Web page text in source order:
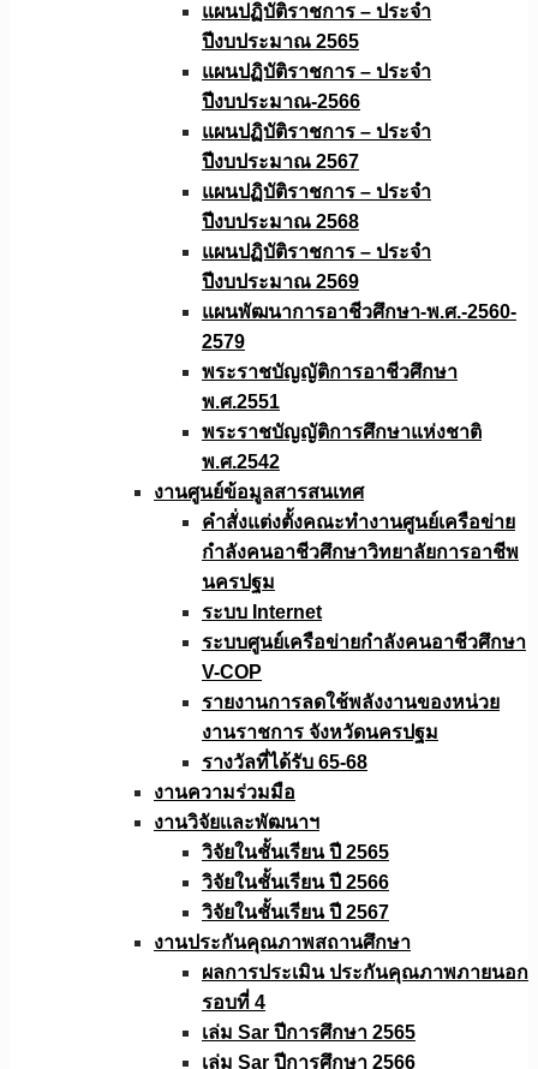
แผนปฏิบัติราชการ – ประจำ
ปีงบประมาณ 2565
แผนปฏิบัติราชการ – ประจำ
ปีงบประมาณ-2566
แผนปฏิบัติราชการ – ประจำ
ปีงบประมาณ 2567
แผนปฏิบัติราชการ – ประจำ
ปีงบประมาณ 2568
แผนปฏิบัติราชการ – ประจำ
ปีงบประมาณ 2569
แผนพัฒนาการอาชีวศึกษา-พ.ศ.-2560-
2579
พระราชบัญญัติการอาชีวศึกษา
พ.ศ.2551
พระราชบัญญัติการศึกษาแห่งชาติ
พ.ศ.2542
งานศูนย์ข้อมูลสารสนเทศ
คำสั่งแต่งตั้งคณะทำงานศูนย์เครือข่าย
กำลังคนอาชีวศึกษาวิทยาลัยการอาชีพ
นครปฐม
ระบบ Internet
ระบบศูนย์เครือข่ายกำลังคนอาชีวศึกษา
V-COP
รายงานการลดใช้พลังงานของหน่วย
งานราชการ จังหวัดนครปฐม
รางวัลที่ได้รับ 65-68
งานความร่วมมือ
งานวิจัยเเละพัฒนาฯ
วิจัยในชั้นเรียน ปี 2565
วิจัยในชั้นเรียน ปี 2566
วิจัยในชั้นเรียน ปี 2567
งานประกันคุณภาพสถานศึกษา
ผลการประเมิน ประกันคุณภาพภายนอก
รอบที่ 4
เล่ม Sar ปีการศึกษา 2565
เล่ม Sar ปีการศึกษา 2566